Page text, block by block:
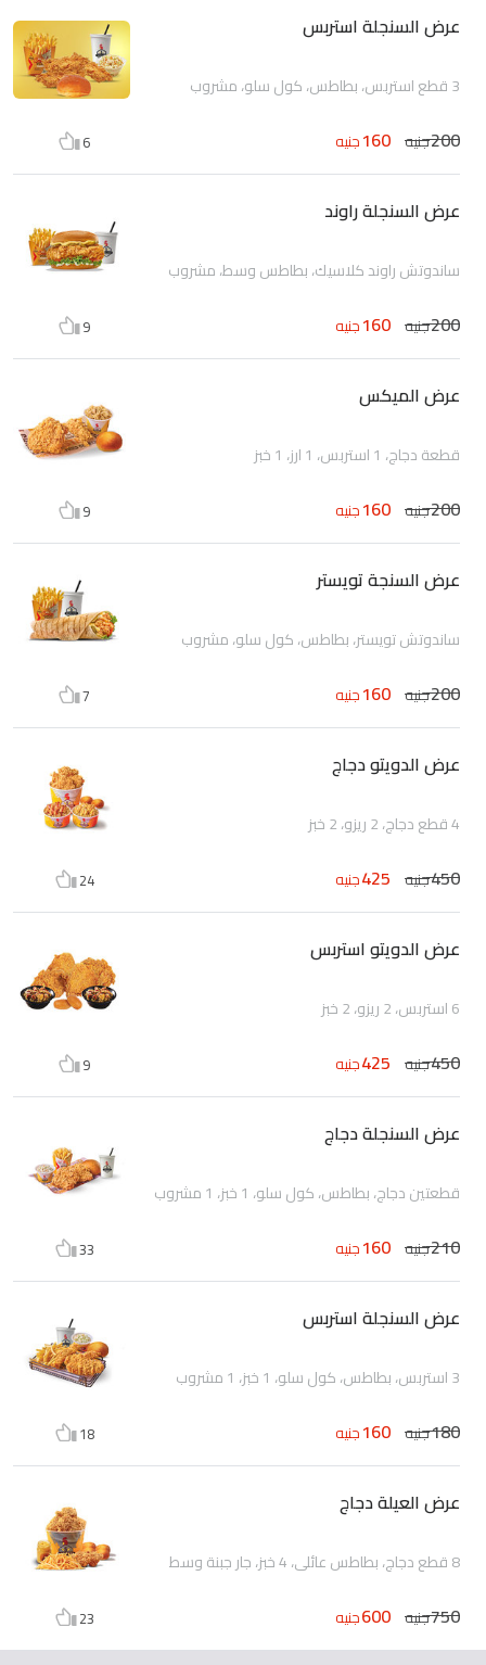
عرض السنجلة استربس
3 قطع استربس، بطاطس، كول سلو، مشروب
200جنيه 160جنيه 6
عرض السنجلة راوند
ساندوتش راوند كلاسيك، بطاطس وسط، مشروب
200جنيه 160جنيه 9
عرض الميكس
قطعة دجاج، 1 استربس، 1 ارز، 1 خبز
200جنيه 160جنيه 9
عرض السنجة تويستر
ساندوتش تويستر، بطاطس، كول سلو، مشروب
200جنيه 160جنيه 7
عرض الدويتو دجاج
4 قطع دجاج، 2 ريزو، 2 خبز
450جنيه 425جنيه 24
عرض الدويتو استربس
6 استربس، 2 ريزو، 2 خبز
450جنيه 425جنيه 9
عرض السنجلة دجاج
قطعتين دجاج، بطاطس، كول سلو، 1 خبز، 1 مشروب
210جنيه 160جنيه 33
عرض السنجلة استربس
3 استربس، بطاطس، كول سلو، 1 خبز، 1 مشروب
180جنيه 160جنيه 18
عرض العيلة دجاج
8 قطع دجاج، بطاطس عائلي، 4 خبز، جار جبنة وسط
750جنيه 600جنيه 23